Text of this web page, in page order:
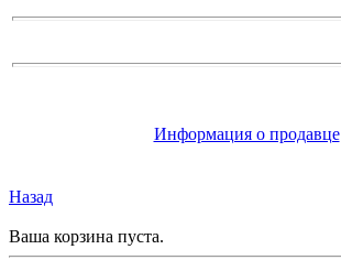
Информация о продавце
Назад
Ваша корзина пуста.